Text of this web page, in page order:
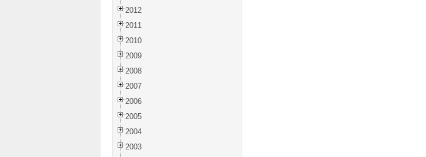
2012
2011
2010
2009
2008
2007
2006
2005
2004
2003